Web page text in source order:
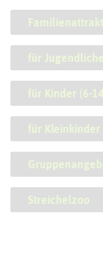
für
für Kinder (6-
für
Streichelzoo